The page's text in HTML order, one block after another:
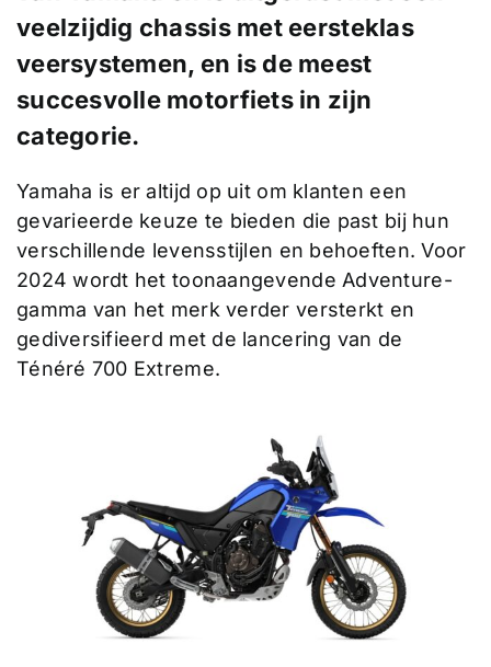
veelzijdig chassis met eersteklas
veersystemen, en is de meest
succesvolle motorfiets in zijn
categorie.
Yamaha is er altijd op uit om klanten een
gevarieerde keuze te bieden die past bij hun
verschillende levensstijlen en behoeften. Voor
2024 wordt het toonaangevende Adventure-
gamma van het merk verder versterkt en
gediversifieerd met de lancering van de
Ténéré 700 Extreme.